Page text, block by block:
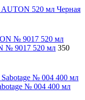
520 мл Черная
№ 9017 520 мл 350
№ 004 400 мл